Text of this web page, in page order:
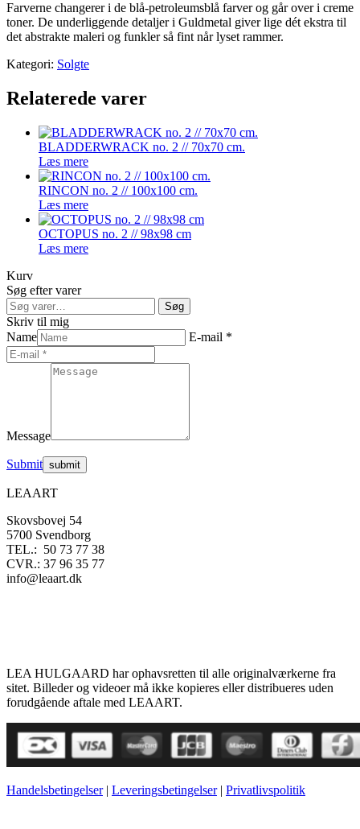
Farverne changerer i de blå-petroleumsblå farver og går over i creme
toner. De underliggende detaljer i Guldmetal giver lige dét ekstra til
det abstrakte maleri og funkler så fint når lyset rammer.
Kategori: Solgte
Relaterede varer
BLADDERWRACK no. 2 // 70x70 cm.
Læs mere
RINCON no. 2 // 100x100 cm.
Læs mere
OCTOPUS no. 2 // 98x98 cm
Læs mere
Kurv
Søg efter varer
Søg
efter:
Søg
Skriv til mig
Name
E-mail *
Message
Submit
LEAART
Skovsbovej 54
5700 Svendborg
TEL.: 50 73 77 38
CVR.: 37 96 35 77
info@leaart.dk
LEA HULGAARD har ophavsretten til alle originalværkerne fra
sitet. Billeder og videoer må ikke kopieres eller distribueres uden
forudgående aftale med LEAART.
Handelsbetingelser| Leveringsbetingelser| Privatlivspolitik